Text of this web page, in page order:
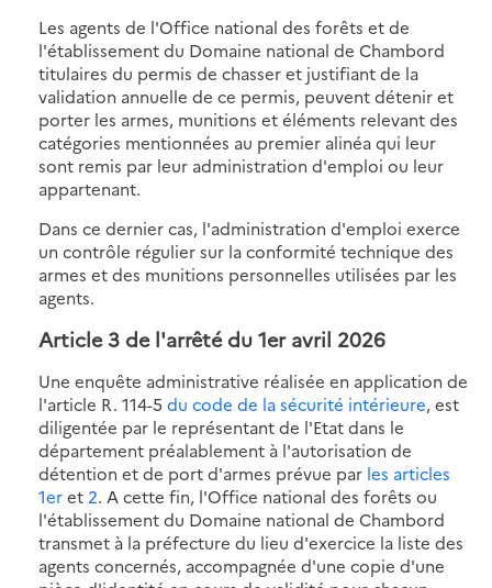
Les agents de l'Office national des forêts et de
l'établissement du Domaine national de Chambord
titulaires du permis de chasser et justifiant de la
validation annuelle de ce permis, peuvent détenir et
porter les armes, munitions et éléments relevant des
catégories mentionnées au premier alinéa qui leur
sont remis par leur administration d'emploi ou leur
appartenant.
Dans ce dernier cas, l'administration d'emploi exerce
un contrôle régulier sur la conformité technique des
armes et des munitions personnelles utilisées par les
agents.
Article 3 de l'arrêté du 1er avril 2026
Une enquête administrative réalisée en application de
l'article R. 114-5 du code de la sécurité intérieure, est
diligentée par le représentant de l'Etat dans le
département préalablement à l'autorisation de
détention et de port d'armes prévue par les articles
1eret 2. A cette fin, l'Office national des forêts ou
l'établissement du Domaine national de Chambord
transmet à la préfecture du lieu d'exercice la liste des
agents concernés, accompagnée d'une copie d'une